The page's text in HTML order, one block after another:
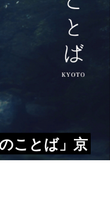
ことば」京